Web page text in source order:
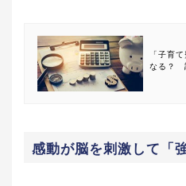
「子育
なる？
感動が脳を刺激して「